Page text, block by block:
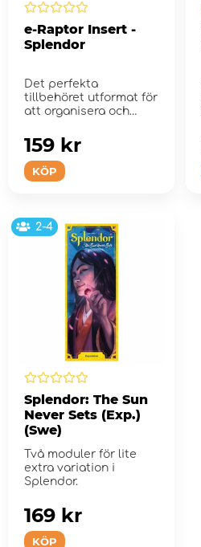
e-Raptor Insert -
Splendor
Det perfekta
tillbehöret utformat för
att organisera och
KÖP
159 kr
2-4
Splendor: The Sun
Never Sets (Exp.)
(Swe)
Två moduler för lite
extra variation i
Splendor.
KÖP
169 kr